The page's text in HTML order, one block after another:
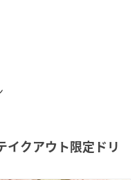
イクアウト限定ドリ